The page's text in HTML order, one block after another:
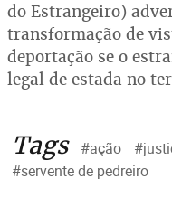
do Estrangeiro)
transformação de
deportação se o
legal de estada no
Tags #ação
#servente de pedreiro